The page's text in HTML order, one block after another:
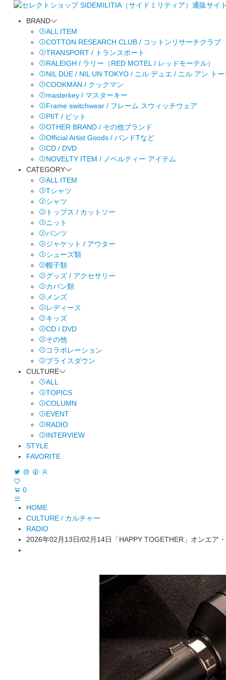
BRAND
ALL ITEM
COTTON RESEARCH CLUB / コットンリサーチクラブ
TRANSPORT / トランスポート
RALEIGH / ラリー（RED MOTEL / レッドモーテル）
NIL DUE / NIL UN TOKYO / ニル デュエ / ニル アン ト
COOKMAN / クックマン
masterkey / マスターキー
Frame switchwear / フレーム スウィッチウェア
PIIT / ピット
OTHER BRAND / その他ブランド
Official Artist Goods / バンドTなど
CD / DVD
NOVELTY ITEM / ノベルティー アイテム
CATEGORY
ALL ITEM
Tシャツ
シャツ
トップス / カットソー
ニット
パンツ
ジャケット / アウター
シューズ類
帽子類
グッズ / アクセサリー
カバン類
メンズ
レディース
キッズ
CD / DVD
その他
コラボレーション
プライスダウン
CULTURE
ALL
TOPICS
COLUMN
EVENT
RADIO
INTERVIEW
STYLE
FAVORITE
0
HOME
CULTURE / カルチャー
RADIO
2026年02月13日/02月14日「HAPPY TOGETHER」オンエア